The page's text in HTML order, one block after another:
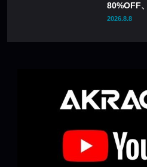
80%OFF
77%OFFに
2026.8.8